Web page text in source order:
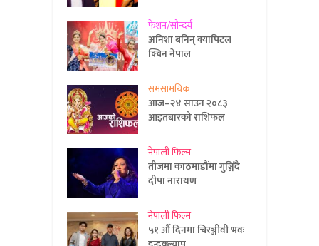
फेशन/सौन्दर्य
अनिशा बनिन् क्यापिटल
क्विन नेपाल
समसामयिक
आज–२४ साउन २०८३
आइतबारको राशिफल
नेपाली फिल्म
तीजमा काठमाडौंमा गुञ्जिँदै
दीपा नारायण
नेपाली फिल्म
५१ औं दिनमा चिरञ्जीवी भवः